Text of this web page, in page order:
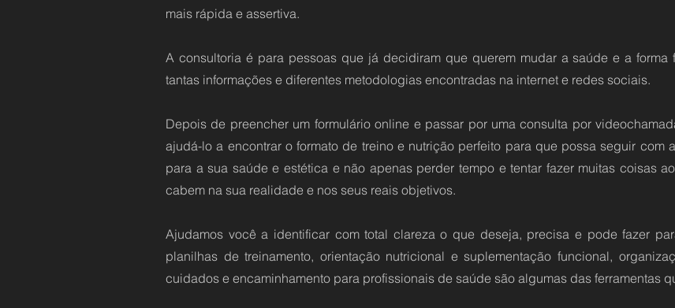
mais rápida e assertiva.
A consultoria é para pessoas que já decidiram que querem mudar a saúde e a
tantas informações e diferentes metodologias encontradas na internet e redes sociais.
Depois de preencher um formulário online e passar por uma consulta por
ajudá-lo a encontrar o formato de treino e nutrição perfeito para que possa seguir com
para a sua saúde e estética e não apenas perder tempo e tentar fazer muitas coisas
cabem na sua realidade e nos seus reais objetivos.
Ajudamos você a identificar com total clareza o que deseja, precisa e pode fazer
planilhas de treinamento, orientação nutricional e suplementação funcional,
cuidados e encaminhamento para profissionais de saúde são algumas das ferramentas